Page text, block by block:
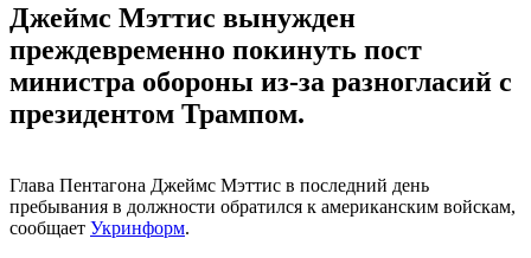
Джеймс Мэттис вынужден
преждевременно покинуть пост
министра обороны из-за разногласий с
президентом Трампом.
Глава Пентагона Джеймс Мэттис в последний день
пребывания в должности обратился к американским войскам,
сообщает Укринформ.